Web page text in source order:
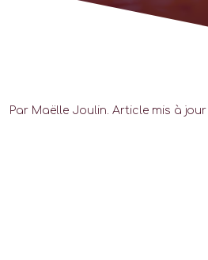
Par Maëlle Joulin. Article mis à jour